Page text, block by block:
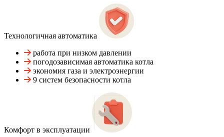
Технологичная автоматика
работа при низком давлении
погодозависимая автоматика котла
экономия газа и электроэнергии
9 систем безопасности котла
Комфорт в эксплуатации